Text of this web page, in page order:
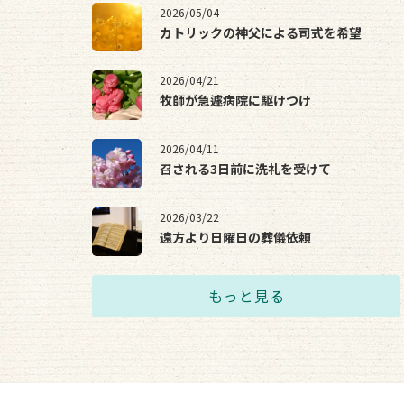
2026/05/04
カトリックの神父による司式を希望
2026/04/21
牧師が急遽病院に駆けつけ
2026/04/11
召される3日前に洗礼を受けて
2026/03/22
遠方より日曜日の葬儀依頼
もっと見る